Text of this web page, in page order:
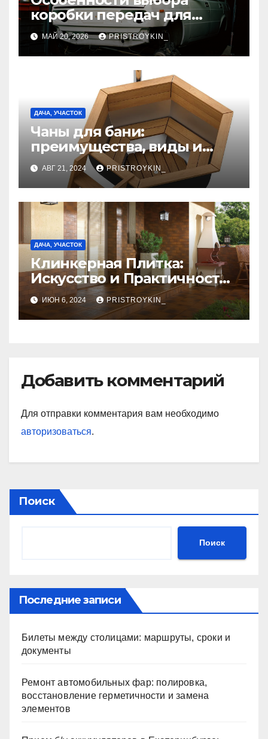
коробки передач для
модели 2112
МАЙ 20, 2026 PRISTROYKIN_
ДАЧА, УЧАСТОК
Чаны для бани:
преимущества, виды и
особенности
использования
АВГ 21, 2024 PRISTROYKIN_
ДАЧА, УЧАСТОК
Клинкерная Плитка:
Искусство и Практичность
в Одном Материале
ИЮН 6, 2024 PRISTROYKIN_
Добавить комментарий
Для отправки комментария вам необходимо
авторизоваться.
Поиск
Поиск
Последние записи
Билеты между столицами: маршруты, сроки и
документы
Ремонт автомобильных фар: полировка,
восстановление герметичности и замена
элементов